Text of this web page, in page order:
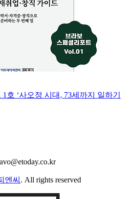
호 ‘사오정 시대, 73세까지 일하기
엔씨 . All rights reserved